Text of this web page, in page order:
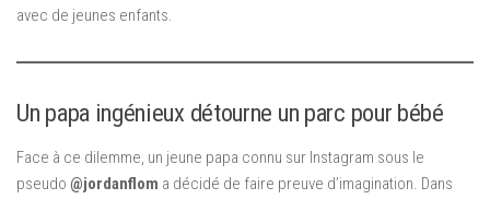
avec de jeunes enfants.
Un papa ingénieux détourne un parc pour bébé
Face à ce dilemme, un jeune papa connu sur Instagram sous le
pseudo @jordanflom a décidé de faire preuve d’imagination. Dans